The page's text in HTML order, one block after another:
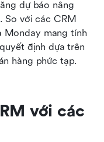
dự báo nâng
So với các CRM
Monday mang tính
định dựa trên
hàng phức tạp.
với các